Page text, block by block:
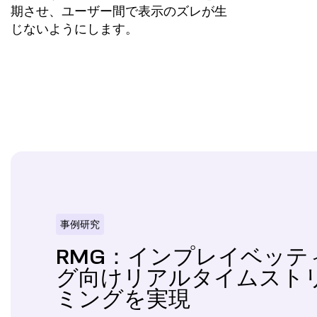
期させ、ユーザー間で表示のズレが生
じないようにします。
事例研究
RMG：インプレイベッテ
グ向けリアルタイムスト
ミングを実現